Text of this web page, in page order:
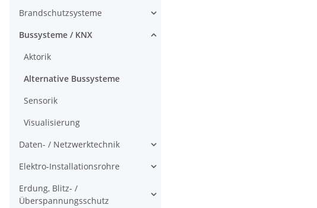
Brandschutzsysteme
Bussysteme / KNX
Aktorik
Alternative Bussysteme
Sensorik
Visualisierung
Daten- / Netzwerktechnik
Elektro-Installationsrohre
Erdung, Blitz- /
Überspannungsschutz